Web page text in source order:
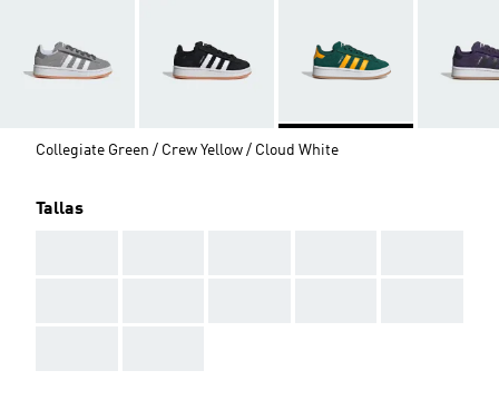
Collegiate Green / Crew Yellow / Cloud White
Tallas